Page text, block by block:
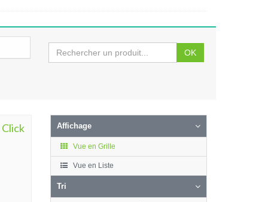
OK
Affichage
Vue en Grille
Vue en Liste
Tri